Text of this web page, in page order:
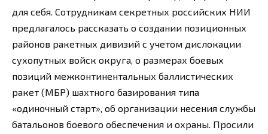
для себя. Сотрудникам секретных российских НИИ
предлагалось рассказать о создании позиционных
районов ракетных дивизий с учетом дислокации
сухопутных войск округа, о размерах боевых
позиций межконтинентальных баллистических
ракет (МБР) шахтного базирования типа
«одиночный старт», об организации несения службы
батальонов боевого обеспечения и охраны. Просили